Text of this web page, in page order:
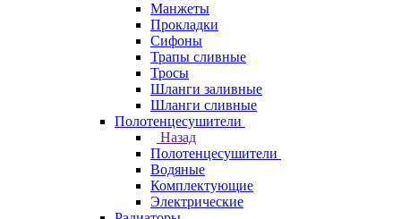
Манжеты
Прокладки
Сифоны
Трапы сливные
Тросы
Шланги заливные
Шланги сливные
Полотенцесушители
Назад
Полотенцесушители
Водяные
Комплектующие
Электрические